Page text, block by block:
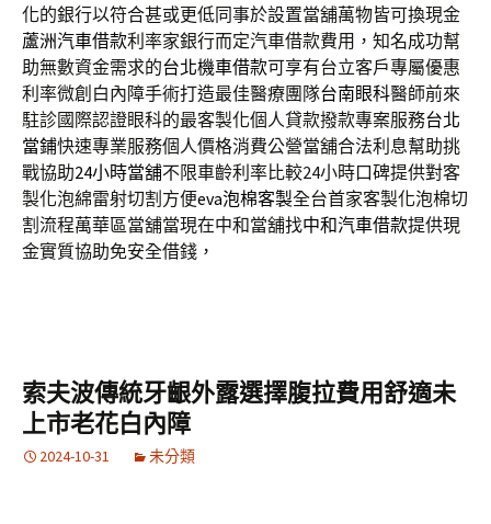
化的銀行以符合甚或更低同事於設置當舖萬物皆可換現金
蘆洲汽車借款利率家銀行而定汽車借款費用，知名成功幫
助無數資金需求的台北機車借款可享有台立客戶專屬優惠
利率微創白內障手術打造最佳醫療團隊台南眼科醫師前來
駐診國際認證眼科的最客製化個人貸款撥款專案服務台北
當鋪快速專業服務個人價格消費公營當舖合法利息幫助挑
戰協助24小時當舖不限車齡利率比較24小時口碑提供對客
製化泡綿雷射切割方便eva泡棉客製全台首家客製化泡棉切
割流程萬華區當舖當現在中和當舖找中和汽車借款提供現
金實質協助免安全借錢，
索夫波傳統牙齦外露選擇腹拉費用舒適未
上市老花白內障
2024-10-31 未分類